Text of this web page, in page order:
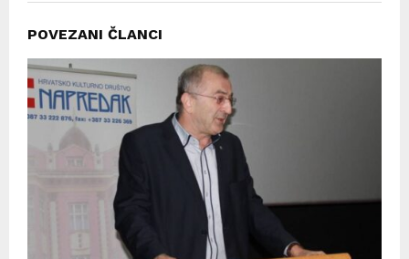
POVEZANI ČLANCI